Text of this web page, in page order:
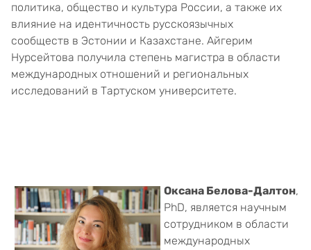
политика, общество и культура России, а также их
влияние на идентичность русскоязычных
сообществ в Эстонии и Казахстане. Айгерим
Нурсейтова получила степень магистра в области
международных отношений и региональных
исследований в Тартуском университете.
Оксана Белова-Далтон,
PhD, является научным
сотрудником в области
международных